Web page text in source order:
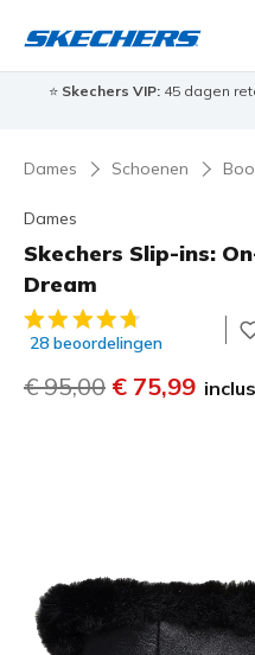
⭐ Skechers VIP:45 dagen
Dames Schoenen
Dames
Skechers Slip-ins:
Dream
5 van de 5
28 beoordelingen
Prijs verlaagd van
€ 95,00 naar
€ 75,99